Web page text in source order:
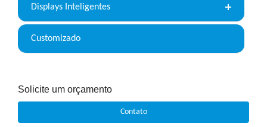
Displays Inteligentes
Customizado
Solicite um orçamento
Contato